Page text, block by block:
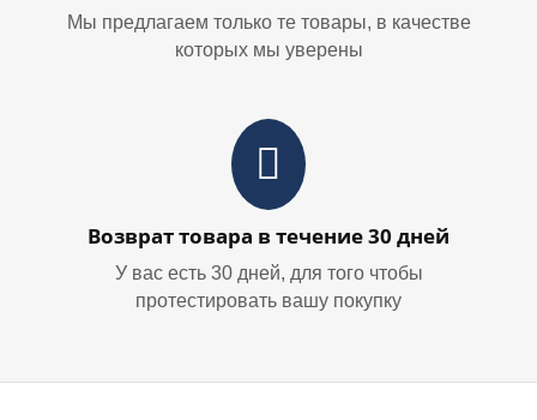
Мы предлагаем только те товары, в качестве
которых мы уверены
Возврат товара в течение 30 дней
У вас есть 30 дней, для того чтобы
протестировать вашу покупку